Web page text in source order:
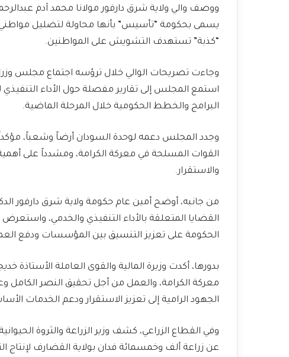
ووصف والي ولاية شرق دارفور مولانا محمد آدم
يسمى بحكومة “تأسيس” بأنها محاولة لتضليل مواطني
“كذبة” تستهدف التشويش على المواطنين.
وجاءت تصريحات الوالي خلال ترؤسه اجتماع مجلس
استمع المجلس إلى تقارير مفصلة حول الأداء
البرامج والخطط الحكومية خلال المرحلة الماضية.
وجدد المجلس دعمه لوحدة السودان أرضاً وشعباً،
القوات المسلحة في معركة الكرامة، ومشدداً على
والاستقرار.
من جانبه، أوضح أمين عام حكومة ولاية شرق دارفور
القضايا المتعلقة بالأداء التنفيذي والخدمي،
الحكومة على تعزيز التنسيق بين المؤسسات ودفع
بدورها، أكدت وزيرة المالية والقوى العاملة الأستاذة
معركة الكرامة، والعمل من أجل تحقيق النصر الكامل
الجهود الرامية إلى تعزيز الاستقرار ودعم الخدمات
وفي القطاع الزراعي، كشف وزير الزراعة والثروة
عن زراعة ألف وخمسمائة فدان بولاية القضارف لإنتاج